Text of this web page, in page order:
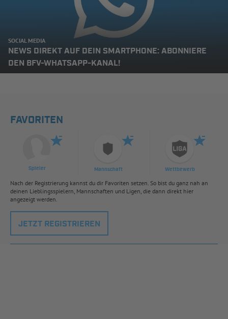
SOCIAL MEDIA
NEWS DIREKT AUF DEIN SMARTPHONE: ABONNIERE
DEN BFV-WHATSAPP-KANAL!
FAVORITEN
Spieler Mannschaft Wettbewerb
Nach der Registrierung kannst du dir Favoriten setzen. So bist du ganz nah an
deinen Lieblingsspielern, Mannschaften und Ligen, die dann direkt hier
angezeigt werden.
JETZT REGISTRIEREN